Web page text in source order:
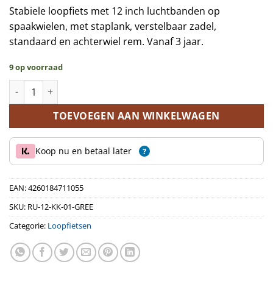
Stabiele loopfiets met 12 inch luchtbanden op
spaakwielen, met staplank, verstelbaar zadel,
standaard en achterwiel rem. Vanaf 3 jaar.
9 op voorraad
Bikestar loopfiets Classic 12 inch, groen aantal
TOEVOEGEN AAN WINKELWAGEN
Koop nu en betaal later ?
EAN:4260184711055
SKU: RU-12-KK-01-GREE
Categorie: Loopfietsen